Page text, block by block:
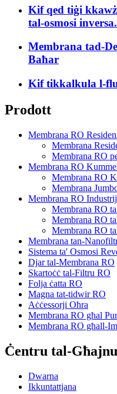
Kif qed tiġi
tal-osmosi
Membrana tad-
Baħar
Kif tikkalkula l-
Prodott
Membrana RO
Membrana
Membrana RO
Membrana RO
Membrana RO
Membrana
Membrana RO
Membrana RO
Membrana RO
Membrana RO
Membrana tan-
Sistema ta' Osmosi
Djar tal-Membrana RO
Skartoċċ tal-Filtru RO
Folja ċatta RO
Magna tat-tidwir RO
Aċċessorji Oħra
Membrana RO għal
Membrana RO għall-
Ċentru tal-
Dwarna
Ikkuntattjana